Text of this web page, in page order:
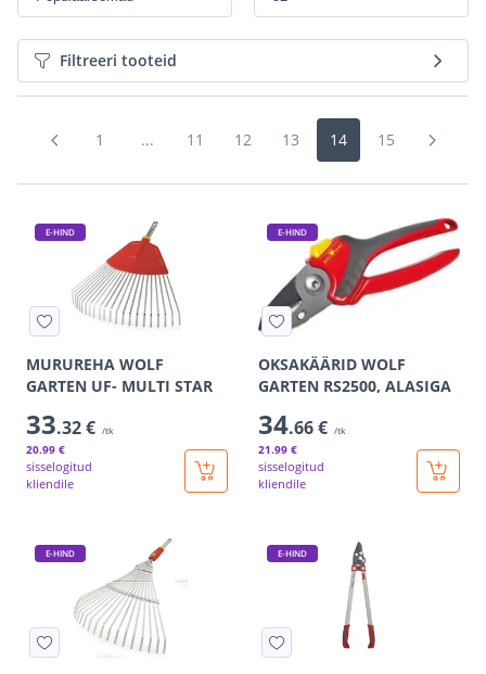
Filtreeri tooteid
1 ... 11 12 13 14 15
E-HIND
MURUREHA WOLF
GARTEN UF- MULTI STAR
33.32 € /tk
20.99 €
sisselogitud
kliendile
E-HIND
OKSAKÄÄRID WOLF
GARTEN RS2500, ALASIGA
34.66 € /tk
21.99 €
sisselogitud
kliendile
E-HIND E-HIND